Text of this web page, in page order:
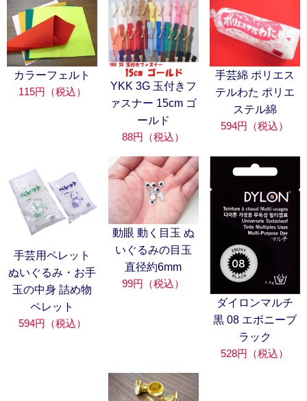
カラーフェルト
115円（税込）
YKK 3G 玉付きフ
ァスナー 15cm ゴ
ールド
88円（税込）
手芸綿 ポリエス
テルわた ポリエ
ステル綿
594円（税込）
手芸用ペレット
ぬいぐるみ・お手
玉の中身 詰め物
ペレット
594円（税込）
動眼 動く目玉 ぬ
いぐるみの目玉
直径約6mm
99円（税込）
ダイロンマルチ
黒 08 エボニーブ
ラック
528円（税込）